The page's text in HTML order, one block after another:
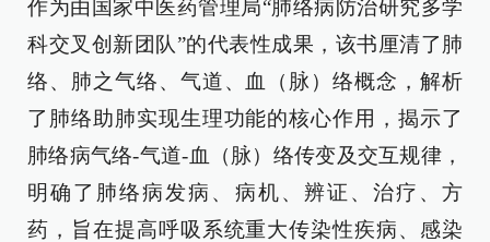
作为由国家中医药管理局“肺络病防治研究多学
科交叉创新团队”的代表性成果，该书厘清了肺
络、肺之气络、气道、血（脉）络概念，解析
了肺络助肺实现生理功能的核心作用，揭示了
肺络病气络-气道-血（脉）络传变及交互规律，
明确了肺络病发病、病机、辨证、治疗、方
药，旨在提高呼吸系统重大传染性疾病、感染